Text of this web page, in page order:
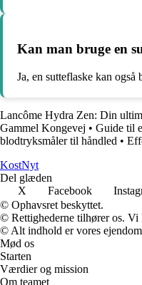
Kan man bruge en
Ja, en sutteflaske kan
Lancôme Hydra Zen: Din
Gammel Kongevej • Guide til
blodtryksmåler til håndled •
KostNyt
Del glæden
X
Facebook
© Ophavsret beskyttet.
© Rettighederne tilhører os. Vi
© Alt indhold er vores
Mød os
Starten
Værdier og mission
Om teamet